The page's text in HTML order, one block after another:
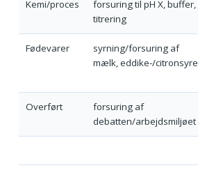
Kemi/proces
forsuring til pH X, buffer,
titrering
Fødevarer
syrning/forsuring af
mælk, eddike-/citronsyre
Overført
forsuring af
debatten/arbejdsmiljøet